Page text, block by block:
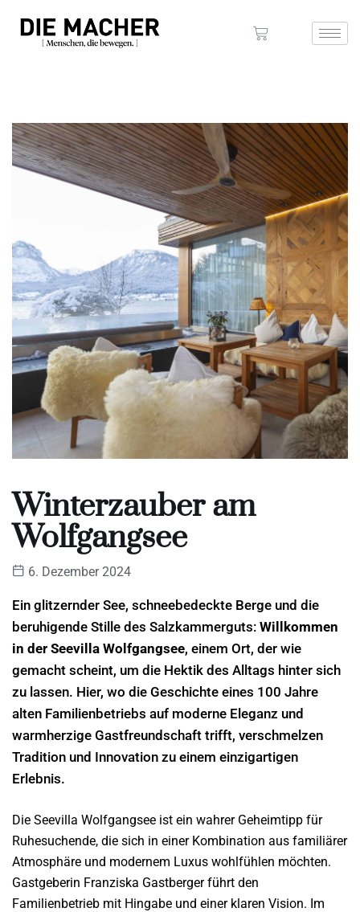
Winterzauber am
Wolfgangsee
6. Dezember 2024
Ein glitzernder See, schneebedeckte Berge und die
beruhigende Stille des Salzkammerguts: Willkommen
in der Seevilla Wolfgangsee, einem Ort, der wie
gemacht scheint, um die Hektik des Alltags hinter sich
zu lassen. Hier, wo die Geschichte eines 100 Jahre
alten Familienbetriebs auf moderne Eleganz und
warmherzige Gastfreundschaft trifft, verschmelzen
Tradition und Innovation zu einem einzigartigen
Erlebnis.
Die Seevilla Wolfgangsee ist ein wahrer Geheimtipp für
Ruhesuchende, die sich in einer Kombination aus familiärer
Atmosphäre und modernem Luxus wohlfühlen möchten.
Gastgeberin Franziska Gastberger führt den
Familienbetrieb mit Hingabe und einer klaren Vision. Im